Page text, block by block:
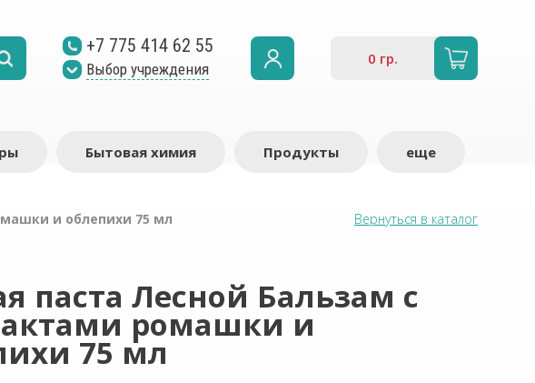
+7 775 414 62 55
Выбор учреждения
0 гр.
Бытовая химия Продукты еще
и облепихи 75 мл Вернуться в каталог
паста Лесной Бальзам с
ромашки и
75 мл